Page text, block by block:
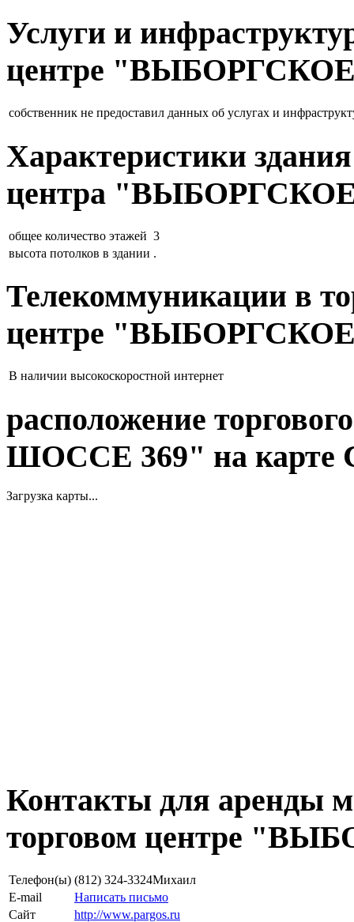
Услуги и
центре
собственник не предоставил данных об услугах и
Характеристики здания
центра
общее количество этажей 3
высота потолков в здании .
Телекоммуникации в
центре
В наличии высокоскоростной интернет
расположение
ШОССЕ 369" на карте
Загрузка карты...
Контакты для аренды
торговом центре
Телефон(ы) (812) 324-3324Михаил
E-mail
Написать письмо
Сайт
http://www.pargos.ru